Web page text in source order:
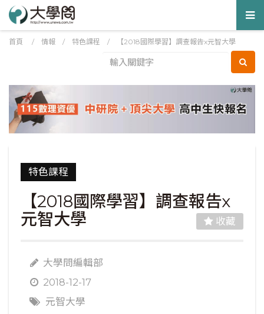
首頁 / 情報 / 特色課程 / 【2018國際學習】調查報告x元智大學
特色課程
【2018國際學習】調查報告x
元智大學
收藏
大學問編輯部
2018-12-17
元智大學